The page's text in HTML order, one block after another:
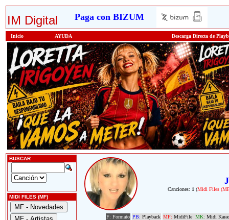
IM Digital Paga con BIZUM
Inicio AYUDA Descarga Directa de
BUSCAR
MIDI FILES (MF)
Canciones: 1 (Midi Files
F: Formato PB: Playback MF: MidiFile MK: Midi